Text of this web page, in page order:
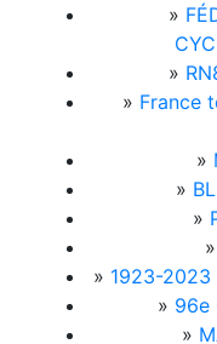
»
»
» France
»
»
»
»
» 1923-2023
» 96e
»